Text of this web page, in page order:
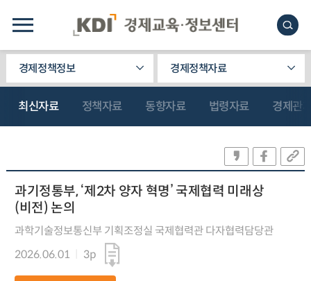
경제정책정보 경제정책자료
최신자료 정책자료 동향자료 법령자료 경제관
과기정통부, ‘제2차 양자 혁명’ 국제협력 미래상
(비전) 논의
과학기술정보통신부 기획조정실 국제협력관 다자협력담당관
2026.06.01
3p